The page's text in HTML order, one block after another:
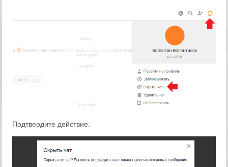
Подтвердите действие.